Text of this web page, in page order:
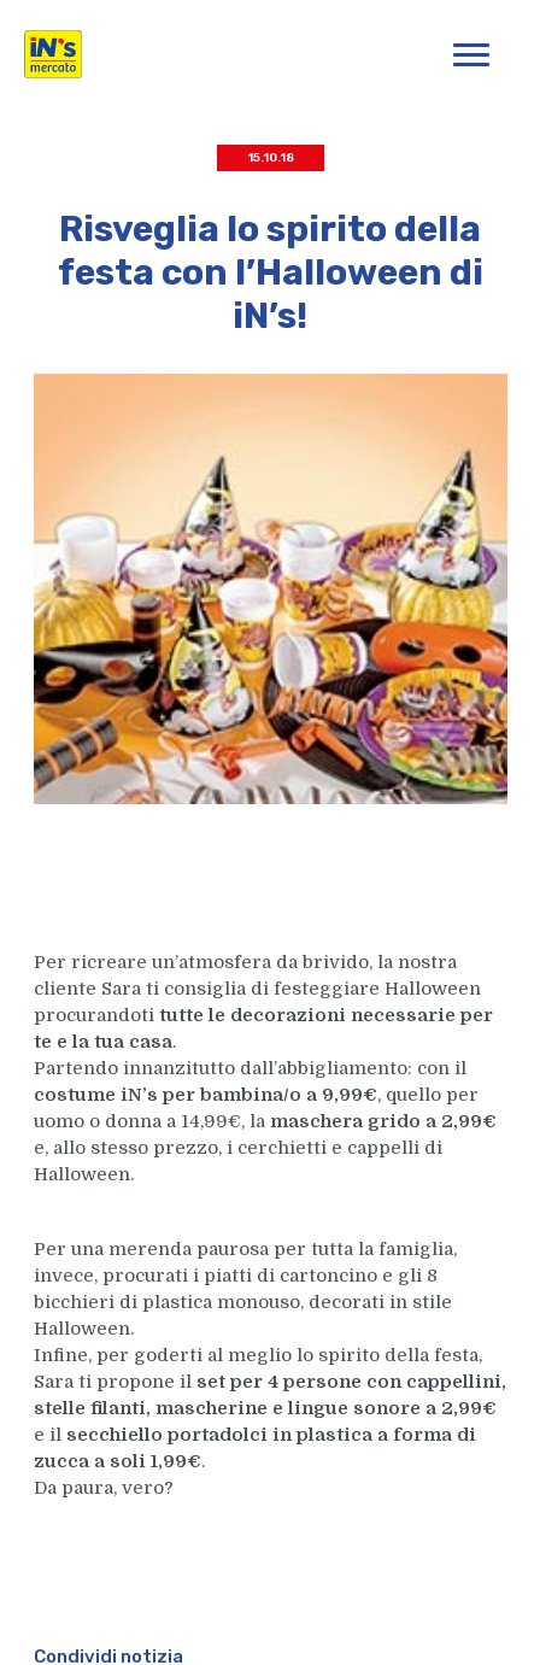
iN's Mercato
15.10.18
Risveglia lo spirito della
festa con l’Halloween di
iN’s!
Per ricreare un’atmosfera da brivido, la nostra
cliente Sara ti consiglia di festeggiare Halloween
procurandoti tutte le decorazioni necessarie per
te e la tua casa.
Partendo innanzitutto dall’abbigliamento: con il
costume iN’s per bambina/o a 9,99€, quello per
uomo o donna a 14,99€, la maschera grido a 2,99€
e, allo stesso prezzo, i cerchietti e cappelli di
Halloween.
Per una merenda paurosa per tutta la famiglia,
invece, procurati i piatti di cartoncino e gli 8
bicchieri di plastica monouso, decorati in stile
Halloween.
Infine, per goderti al meglio lo spirito della festa,
Sara ti propone il set per 4 persone con cappellini,
stelle filanti, mascherine e lingue sonore a 2,99€
e il secchiello portadolci in plastica a forma di
zucca a soli 1,99€.
Da paura, vero?
Condividi notizia